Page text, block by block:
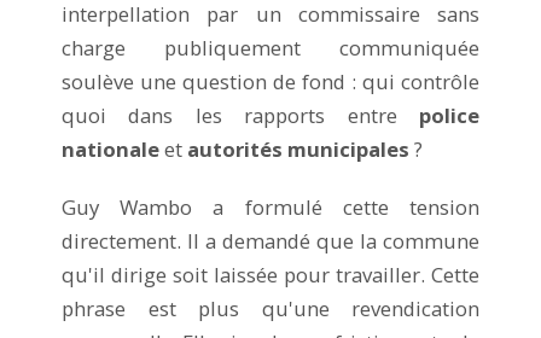
interpellation par un commissaire sans
charge publiquement communiquée
soulève une question de fond : qui contrôle
quoi dans les rapports entre police
nationaleet autorités municipales ?
Guy Wambo a formulé cette tension
directement. Il a demandé que la commune
qu'il dirige soit laissée pour travailler. Cette
phrase est plus qu'une revendication